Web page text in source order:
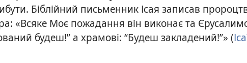
Біблійний письменник Ісая записав
«Всяке Моє пожадання він виконає та
будеш!” а храмові: “Будеш закладений!”» (